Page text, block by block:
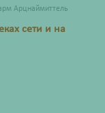
Арцнаймиттель
сети и на